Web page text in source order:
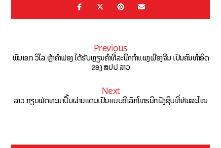
Previous
ພົນເອກ ວິໄລ ຫຼ້າຄຳຟອງ ໄດ້ຮັບຫຼຽນຄຳທີ່ລະນຶກກຳແພງເມືອງຈີນ ເປັນຄົນທຳອິດ
ຂອງ ສປປ ລາວ
Next
ລາວ ກຽມພັດທະນາປຶ້ມຜ່ານແດນເປັນແບບອີເລັກໂທຣນິກຝັງຊິບທີ່ທັນສະໄໝ